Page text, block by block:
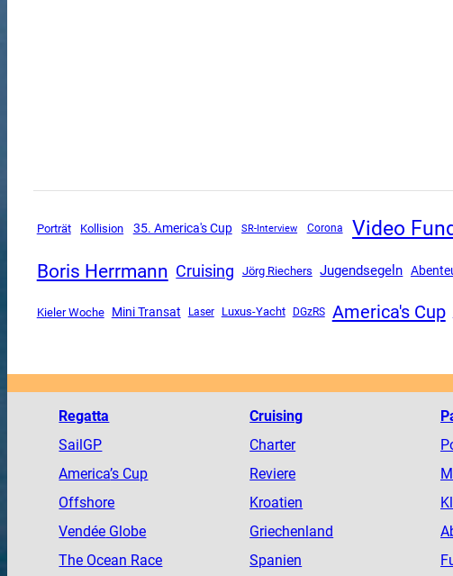
Porträt Kollision 35. America's Cup SR-Interview Corona Video
Boris Herrmann Cruising Jörg Riechers Jugendsegeln
Kieler Woche Mini Transat Laser Luxus-Yacht DGzRS America's Cup
Regatta
SailGP
America’s Cup
Offshore
Vendée Globe
The Ocean Race
Cruising
Charter
Reviere
Kroatien
Griechenland
Spanien